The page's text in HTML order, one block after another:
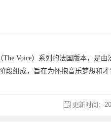
The Voice）系列的法国版本，是由
段组成，旨在为怀抱音乐梦想和才
更新时间：